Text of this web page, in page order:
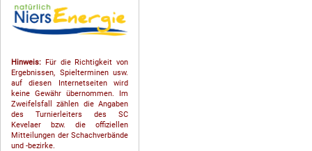
Hinweis: Für die Richtigkeit von
Ergebnissen, Spielterminen usw.
auf diesen Internetseiten wird
keine Gewähr übernommen. Im
Zweifelsfall zählen die Angaben
des Turnierleiters des SC
Kevelaer bzw. die offiziellen
Mitteilungen der Schach­ver­bände
und -bezirke.